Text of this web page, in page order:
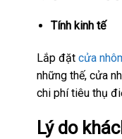
Tính kinh tế
Lắp đặt cửa
những thế, cửa
chi phí tiêu thụ
Lý do